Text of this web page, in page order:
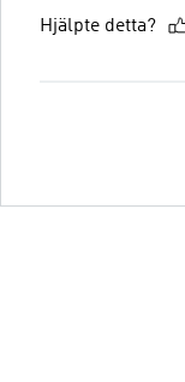
Hjälpte detta?